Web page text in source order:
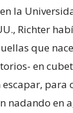
la
Richter
que
en
para
nadando en